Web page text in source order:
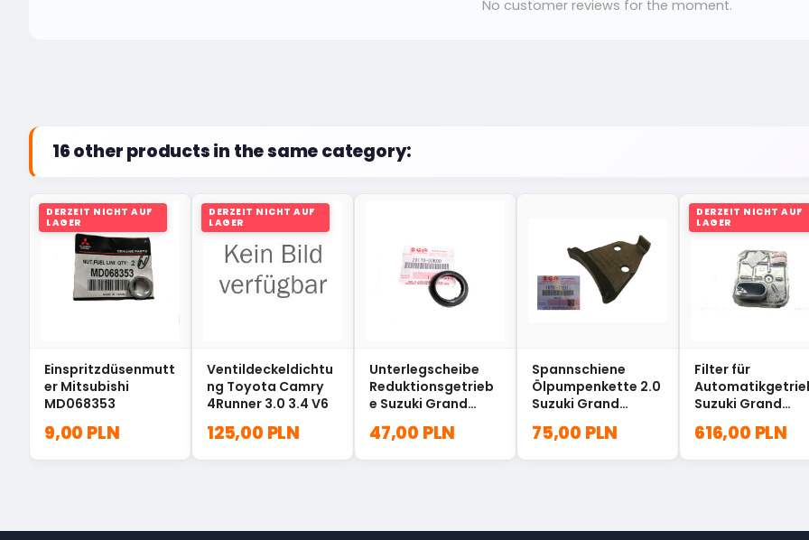
No customer reviews for the moment.
16 other products in the same category:
DERZEIT NICHT AUF
LAGER
Einspritzdüsenmutt
er Mitsubishi
MD068353
9,00 PLN
DERZEIT NICHT AUF
LAGER
Ventildeckeldichtu
ng Toyota Camry
4Runner 3.0 3.4 V6
125,00 PLN
Unterlegscheibe
Reduktionsgetrieb
e Suzuki Grand
80K00
47,00 PLN
Spannschiene
Ölpumpenkette 2.0
Suzuki Grand
75,00 PLN
DERZEIT NICHT AUF
LAGER
Filter für
Suzuki Grand
65D10
616,00 PLN